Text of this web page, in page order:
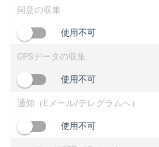
yip.su
iplogger.info
iplogger.cn
同意の収集
使用不可
GPSデータの収集
使用不可
通知（Eメール/テレグラムへ）
使用不可